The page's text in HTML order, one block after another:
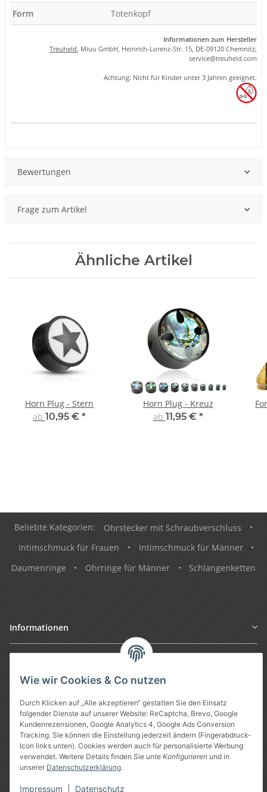
Wie wir Cookies & Co nutzen
Durch Klicken auf „Alle akzeptieren“ gestatten Sie den Einsatz
folgender Dienste auf unserer Website: ReCaptcha, Brevo, Google
Kundenrezensionen, Google Analytics 4, Google Ads Conversion
Tracking. Sie können die Einstellung jederzeit ändern (Fingerabdruck-
Icon links unten). Cookies werden auch für personalisierte Werbung
verwendet. Weitere Details finden Sie unte Konfigurieren und in
unserer Datenschutzerklärung.
Impressum Datenschutz
Form
Totenkopf
Informationen zum Hersteller
Treuheld, Miuu GmbH, Heinrich-Lorenz-Str. 15, DE-09120 Chemnitz,
service@treuheld.com
Achtung: Nicht für Kinder unter 3 Jahren geeignet.
Bewertungen
Frage zum Artikel
Ähnliche Artikel
Horn Plug - Stern
ab 10,95 € *
Horn Plug - Kreuz
ab 11,95 € *
Beliebte Kategorien: Ohrstecker mit Schraubverschluss
•
Intimschmuck für Frauen
• Intimschmuck für Männer
•
Daumenringe
• Ohrringe für Männer • Schlangenketten
Informationen
Vertrag widerrufen